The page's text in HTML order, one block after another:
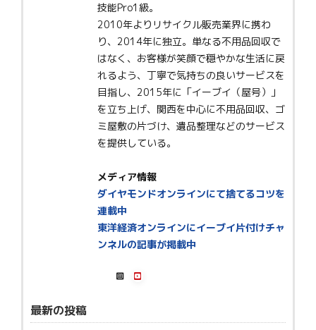
技能Pro1級。
2010年よりリサイクル販売業界に携わ
り、2014年に独立。単なる不用品回収で
はなく、お客様が笑顔で穏やかな生活に戻
れるよう、丁寧で気持ちの良いサービスを
目指し、2015年に「イーブイ（屋号）」
を立ち上げ、関西を中心に不用品回収、ゴ
ミ屋敷の片づけ、遺品整理などのサービス
を提供している。
メディア情報
ダイヤモンドオンラインにて捨てるコツを
連載中
東洋経済オンラインにイーブイ片付けチャ
ンネルの記事が掲載中
最新の投稿